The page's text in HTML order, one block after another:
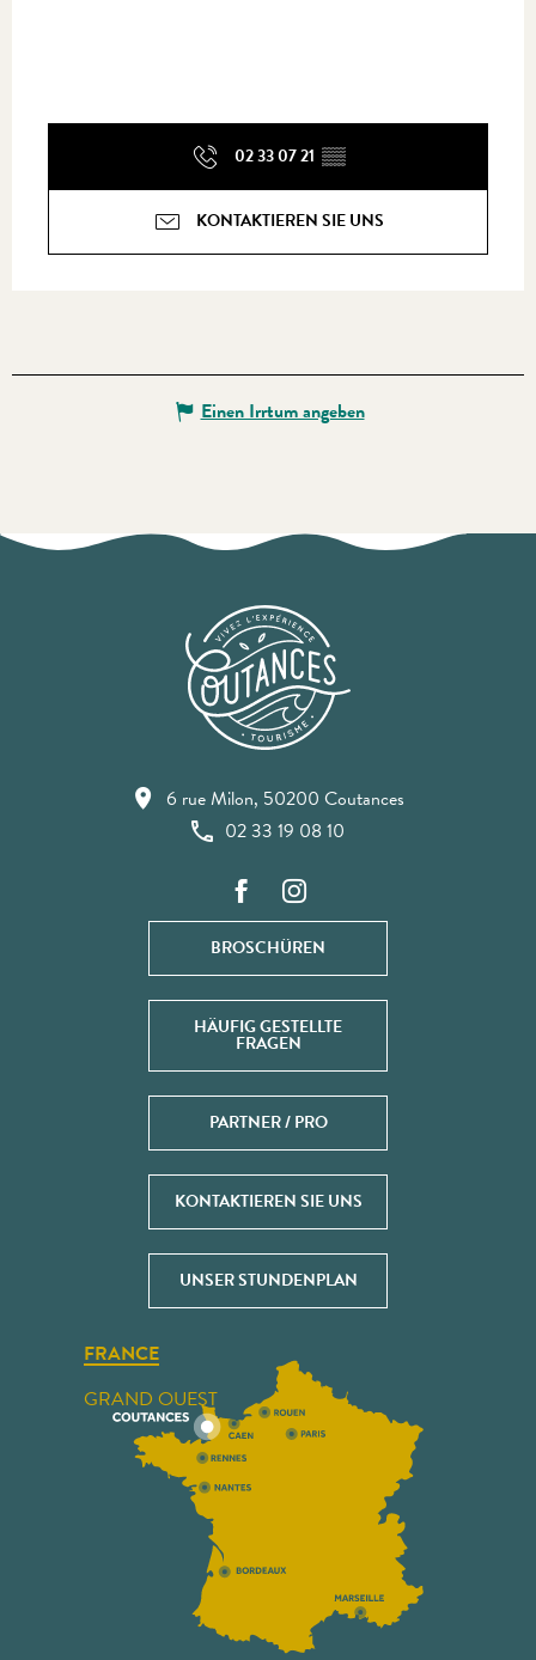
02 33 07 21 ▒▒
KONTAKTIEREN SIE UNS
Einen Irrtum angeben
6 rue Milon, 50200 Coutances
02 33 19 08 10
BROSCHÜREN
HÄUFIG GESTELLTE
FRAGEN
PARTNER / PRO
KONTAKTIEREN SIE UNS
UNSER STUNDENPLAN
FRANCE
GRAND OUEST